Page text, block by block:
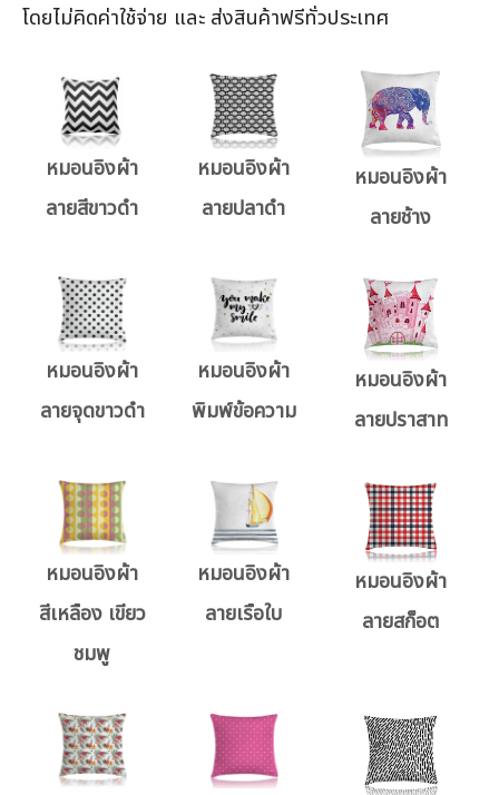
โดยไม่คิดค่าใช้จ่าย และ ส่งสินค้าฟรีทั่วประเทศ
หมอนอิงผ้า
ลายสีขาวดำ
หมอนอิงผ้า
ลายปลาดำ
หมอนอิงผ้า
ลายช้าง
หมอนอิงผ้า
ลายจุดขาวดำ
หมอนอิงผ้า
พิมพ์ข้อความ
หมอนอิงผ้า
ลายปราสาท
หมอนอิงผ้า
สีเหลือง เขียว
ชมพู
หมอนอิงผ้า
ลายเรือใบ
หมอนอิงผ้า
ลายสก็อต